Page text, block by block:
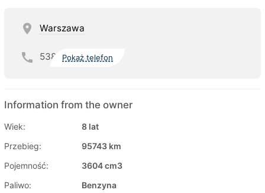
Warszawa
538 Pokaż telefon
Information from the owner
Wiek:
8 lat
Przebieg:
95743 km
Pojemność:
3604 cm3
Paliwo:
Benzyna